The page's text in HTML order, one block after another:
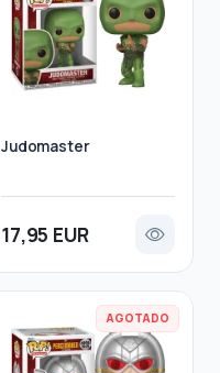
Judomaster
17,95 EUR
AGOTADO